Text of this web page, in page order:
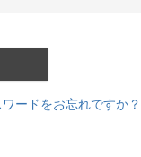
ードをお忘れですか？